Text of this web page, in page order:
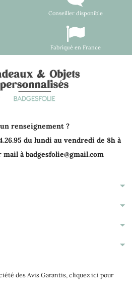
Conseiller disponible
Fabriqué en France
renseignement ?
du lundi au vendredi de 8h à
à badgesfolie@gmail.com
des Avis Garantis,cliquez ici pour